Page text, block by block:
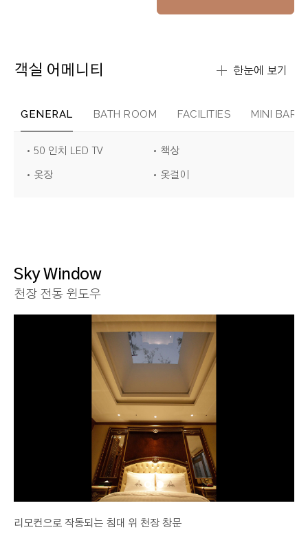
객실 어메니티 한눈에 보기
GENERAL BATH ROOM FACILITIES MINI BAR
50 인치 LED TV 책상
옷장 옷걸이
Sky Window
천장 전동 윈도우
리모컨으로 작동되는 침대 위 천장 창문